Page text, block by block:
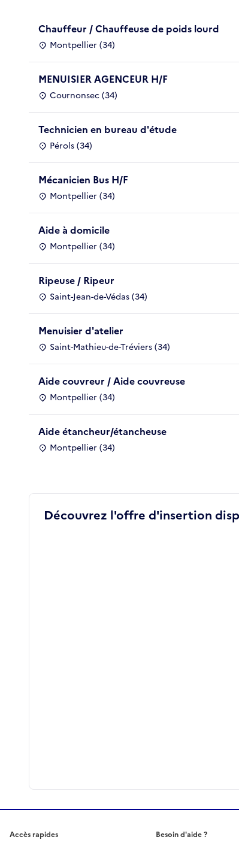
Chauffeur / Chauffeuse de poids lourd
Montpellier (34)
MENUISIER AGENCEUR H/F
Cournonsec (34)
Technicien en bureau d'étude
Pérols (34)
Mécanicien Bus H/F
Montpellier (34)
Aide à domicile
Montpellier (34)
Ripeuse / Ripeur
Saint-Jean-de-Védas (34)
Menuisier d'atelier
Saint-Mathieu-de-Tréviers (34)
Aide couvreur / Aide couvreuse
Montpellier (34)
Aide étancheur/étancheuse
Montpellier (34)
Découvrez l'offre d'insertion
Accès rapides Besoin d'aide ?